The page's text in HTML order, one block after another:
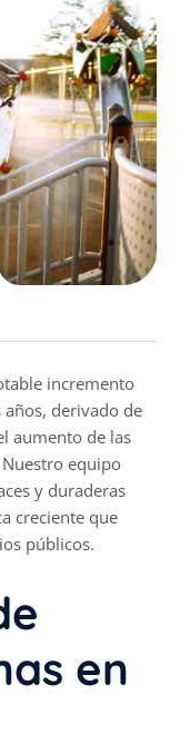
incremento
años, derivado de
aumento de las
equipo
y duraderas
creciente que
públicos.
en